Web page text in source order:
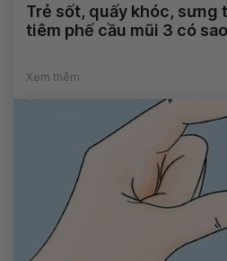
Trẻ sốt, quấy khóc, sưng
tiêm phế cầu mũi 3 có
Xem thêm